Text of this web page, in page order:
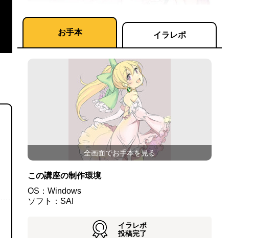
お手本 イラレポ
全画面でお手本を見る
この講座の制作環境
OS：Windows
ソフト：SAI
イラレポ
投稿完了